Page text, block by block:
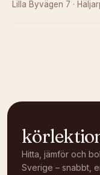
Lilla Byvägen 7 ·
Hitta, jämför och
Sverige – snabbt,